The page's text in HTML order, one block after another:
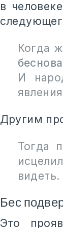
в
Когда
И
Другим
Тогда
Бес
Это